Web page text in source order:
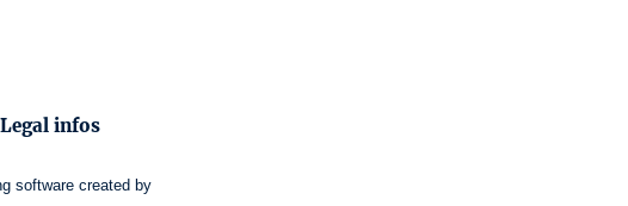
Legal infos
software created by